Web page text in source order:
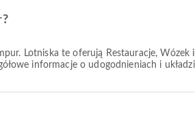
Lotniska te oferują Restauracje, Wózek
informacje o udogodnieniach i